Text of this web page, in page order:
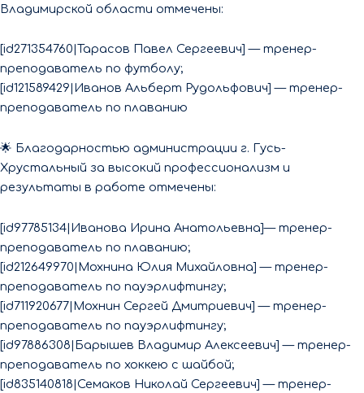
Владимирской области отмечены:
[id271354760|Тарасов Павел Сергеевич] — тренер-
преподаватель по футболу;
[id121589429|Иванов Альберт Рудольфович] — тренер-
преподаватель по плаванию
🌟 Благодарностью администрации г. Гусь-
Хрустальный за высокий профессионализм и
результаты в работе отмечены:
[id97785134|Иванова Ирина Анатольевна]— тренер-
преподаватель по плаванию;
[id212649970|Мохнина Юлия Михайловна] — тренер-
преподаватель по пауэрлифтингу;
[id711920677|Мохнин Сергей Дмитриевич] — тренер-
преподаватель по пауэрлифтингу;
[id97886308|Барышев Владимир Алексеевич] — тренер-
преподаватель по хоккею с шайбой;
[id835140818|Семаков Николай Сергеевич] — тренер-